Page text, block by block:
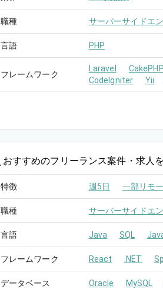
職種 サーバーサイドエ
言語 PHP
フレームワーク
Laravel CakePHP
CodeIgniter
Yii
おすすめのフリーランス案件・求人
特徴 週5日 一部リモ
職種 サーバーサイドエ
言語 Java SQL
フレームワーク React .NET
データベース Oracle MySQL